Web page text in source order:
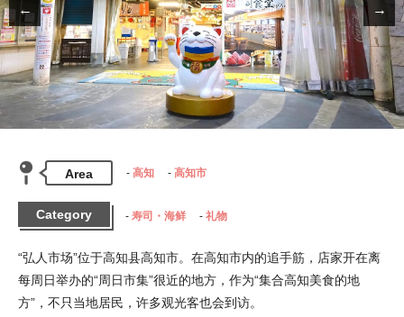
Area 高知 高知市
Category 寿司・海鲜 礼物
“弘人市场”位于高知县高知市。在高知市内的追手筋，店家开在离
每周日举办的“周日市集”很近的地方，作为“集合高知美食的地
方”，不只当地居民，许多观光客也会到访。